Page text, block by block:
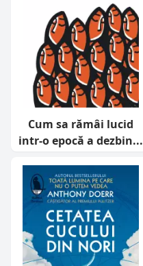
Cum sa rămâi lucid
intr-o epocă a dezbin...